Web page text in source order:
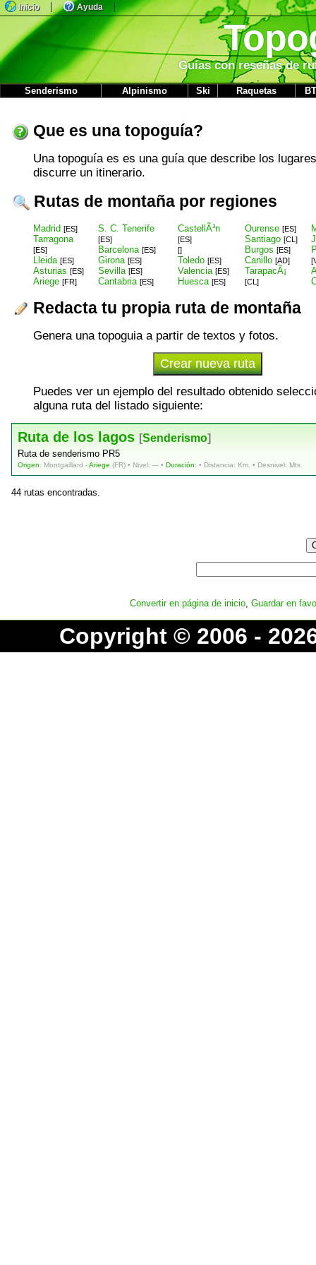
Inicio Ayuda
Guías con reseñas de
Senderismo Alpinismo Ski Raquetas
Que es una topoguía?
Una topoguía es es una guía que describe los
discurre un itinerario.
Rutas de montaña por regiones
Madrid [ES]
Tarragona
[ES]
Lleida [ES]
Asturias [ES]
Ariege [FR]
S. C. Tenerife
[ES]
Barcelona [ES]
Girona [ES]
Sevilla [ES]
Cantabria [ES]
CastellÃ³n
[ES]
[]
Toledo [ES]
Valencia [ES]
Huesca [ES]
Ourense [ES]
Santiago [CL]
Burgos [ES]
Canillo [AD]
TarapacÃ¡
[CL]
Redacta tu propia ruta de montaña
Genera una topoguia a partir de textos y fotos.
Puedes ver un ejemplo del resultado obtenido
alguna ruta del listado siguiente:
Ruta de los lagos [Senderismo]
Ruta de senderismo PR5
Origen: Montgaillard -Ariege (FR) • Nivel: --- • Duración: • Distancia: Km. • Desnivel: Mts.
44 rutas encontradas.
Convertir en página de inicio, Guardar en
Copyright © 2006 -